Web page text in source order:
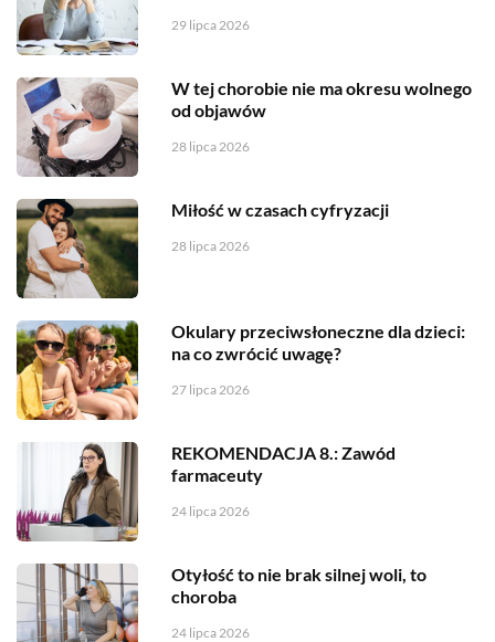
29 lipca 2026
W tej chorobie nie ma okresu wolnego
od objawów
28 lipca 2026
Miłość w czasach cyfryzacji
28 lipca 2026
Okulary przeciwsłoneczne dla dzieci:
na co zwrócić uwagę?
27 lipca 2026
REKOMENDACJA 8.: Zawód
farmaceuty
24 lipca 2026
Otyłość to nie brak silnej woli, to
choroba
24 lipca 2026